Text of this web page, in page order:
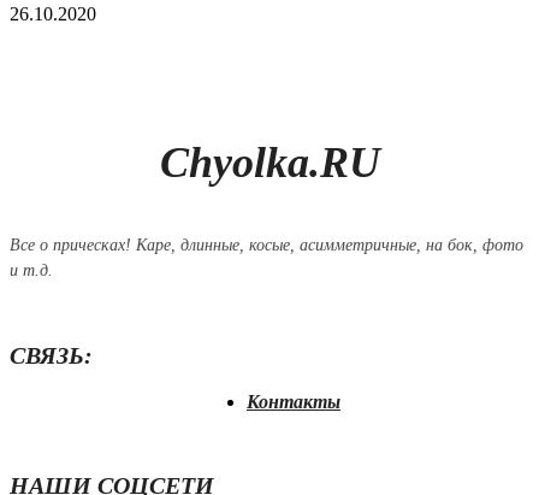
26.10.2020
Chyolka.RU
Все о прическах! Каре, длинные, косые, асимметричные, на бок, фото
и т.д.
СВЯЗЬ:
Контакты
НАШИ СОЦСЕТИ